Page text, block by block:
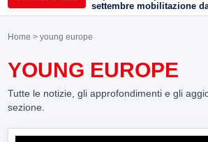
settembre mobilitazione
e Avellino”
Home > young europe
YOUNG EUROPE
Tutte le notizie, gli approfondimenti e gli
sezione.